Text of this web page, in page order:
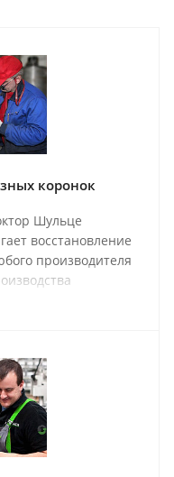
коронок
Шульце
восстановление
производителя